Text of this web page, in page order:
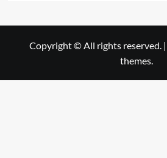
Copyright © All rights reserved. |
themes.